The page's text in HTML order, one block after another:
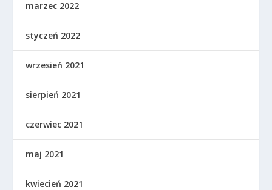
marzec 2022
styczeń 2022
wrzesień 2021
sierpień 2021
czerwiec 2021
maj 2021
kwiecień 2021